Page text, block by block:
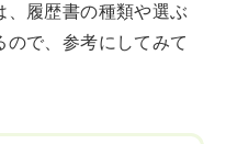
、履歴書の種類や選ぶ
ので、参考にしてみて